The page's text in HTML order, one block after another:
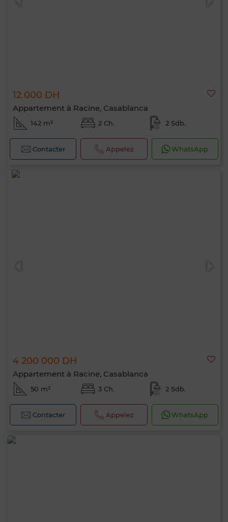
12 000 DH
Appartement à Racine, Casablanca
142 m² 2 Ch. 2 Sdb.
Contacter Appelez WhatsApp
4 200 000 DH
Appartement à Racine, Casablanca
50 m² 3 Ch. 2 Sdb.
Contacter Appelez WhatsApp